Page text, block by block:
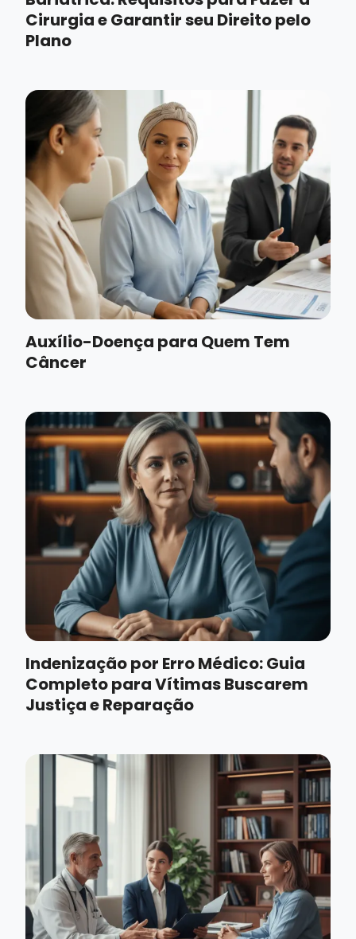
Cirurgia e Garantir seu Direito pelo
Plano
Auxílio-Doença para Quem Tem
Câncer
Indenização por Erro Médico: Guia
Completo para Vítimas Buscarem
Justiça e Reparação